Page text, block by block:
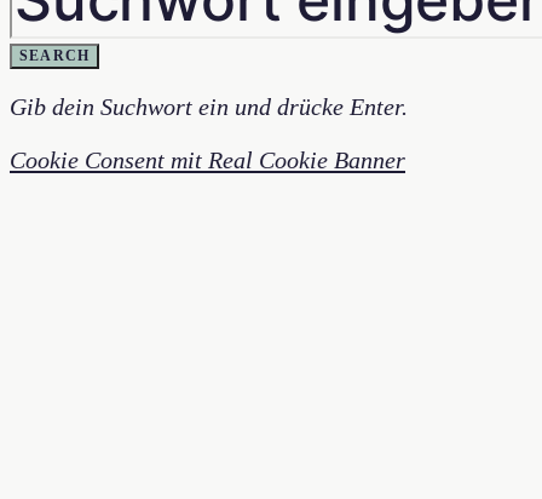
SEARCH
Gib dein Suchwort ein und drücke Enter.
Cookie Consent mit Real Cookie Banner